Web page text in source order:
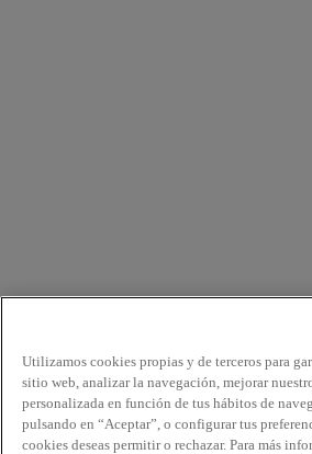
Utilizamos cookies propias y de terceros para
sitio web, analizar la navegación, mejorar
personalizada en función de tus hábitos de
pulsando en “Aceptar”, o configurar tus
cookies deseas permitir o rechazar. Para más